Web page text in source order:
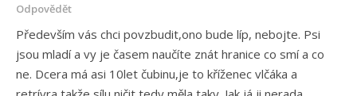
Odpovědět
Především vás chci povzbudit,ono bude líp, nebojte. Psi
jsou mladí a vy je časem naučíte znát hranice co smí a co
ne. Dcera má asi 10let čubinu,je to kříženec vlčáka a